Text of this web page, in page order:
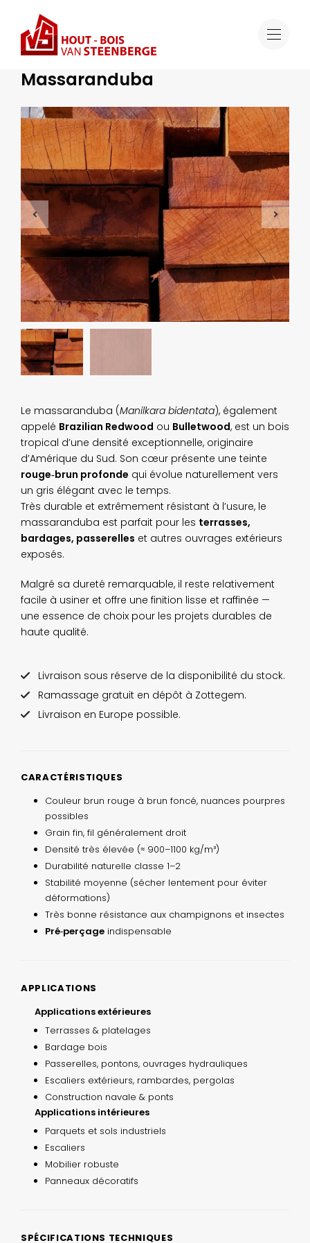
Offre
Massaranduba
Le massaranduba (Manilkara bidentata), également
appelé Brazilian Redwood ou Bulletwood, est un bois
tropical d’une densité exceptionnelle, originaire
d’Amérique du Sud. Son cœur présente une teinte
rouge‑brun profonde qui évolue naturellement vers
un gris élégant avec le temps.
Très durable et extrêmement résistant à l’usure, le
massaranduba est parfait pour les terrasses,
bardages, passerelles et autres ouvrages extérieurs
exposés.
Malgré sa dureté remarquable, il reste relativement
facile à usiner et offre une finition lisse et raffinée —
une essence de choix pour les projets durables de
haute qualité.
Livraison sous réserve de la disponibilité du stock.
Ramassage gratuit en dépôt à Zottegem.
Livraison en Europe possible.
CARACTÉRISTIQUES
Couleur brun rouge à brun foncé, nuances pourpres
possibles
Grain fin, fil généralement droit
Densité très élevée (≈ 900–1100 kg/m³)
Durabilité naturelle classe 1–2
Stabilité moyenne (sécher lentement pour éviter
déformations)
Très bonne résistance aux champignons et insectes
Pré‑perçage indispensable
APPLICATIONS
Applications extérieures
Terrasses & platelages
Bardage bois
Passerelles, pontons, ouvrages hydrauliques
Escaliers extérieurs, rambardes, pergolas
Construction navale & ponts
Applications intérieures
Parquets et sols industriels
Escaliers
Mobilier robuste
Panneaux décoratifs
SPÉCIFICATIONS TECHNIQUES